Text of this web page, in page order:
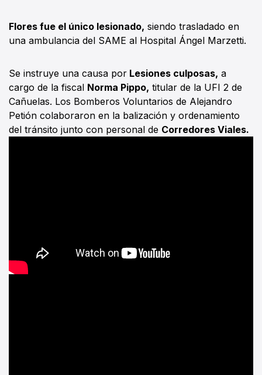
Flores fue el único lesionado, siendo trasladado en
una ambulancia del SAME al Hospital Ángel Marzetti.
Se instruye una causa por Lesiones culposas, a
cargo de la fiscal Norma Pippo, titular de la UFI 2 de
Cañuelas. Los Bomberos Voluntarios de Alejandro
Petión colaboraron en la balización y ordenamiento
del tránsito junto con personal de Corredores Viales.